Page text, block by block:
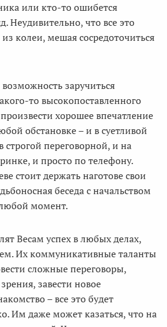
или кто-то ошибется
Неудивительно, что все это
колеи, мешая сосредоточиться
заручиться
то высокопоставленного
хорошее впечатление
обстановке – и в суетливой
строгой переговорной, и на
и просто по телефону.
стоит держать наготове свои
беседа с начальством
момент.
Весам успех в любых делах,
Их коммуникативные таланты
сложные переговоры,
завести новое
– все это будет
Им даже может казаться, что на